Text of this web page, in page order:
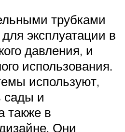
трубками
эксплуатации в
давления, и
использования.
используют,
сады и
также в
Они